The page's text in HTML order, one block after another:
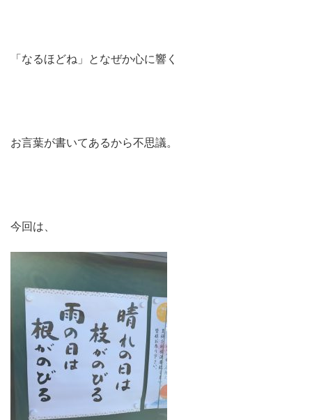
「なるほどね」となぜか心に響く
お言葉が書いてあるから不思議。
今回は、